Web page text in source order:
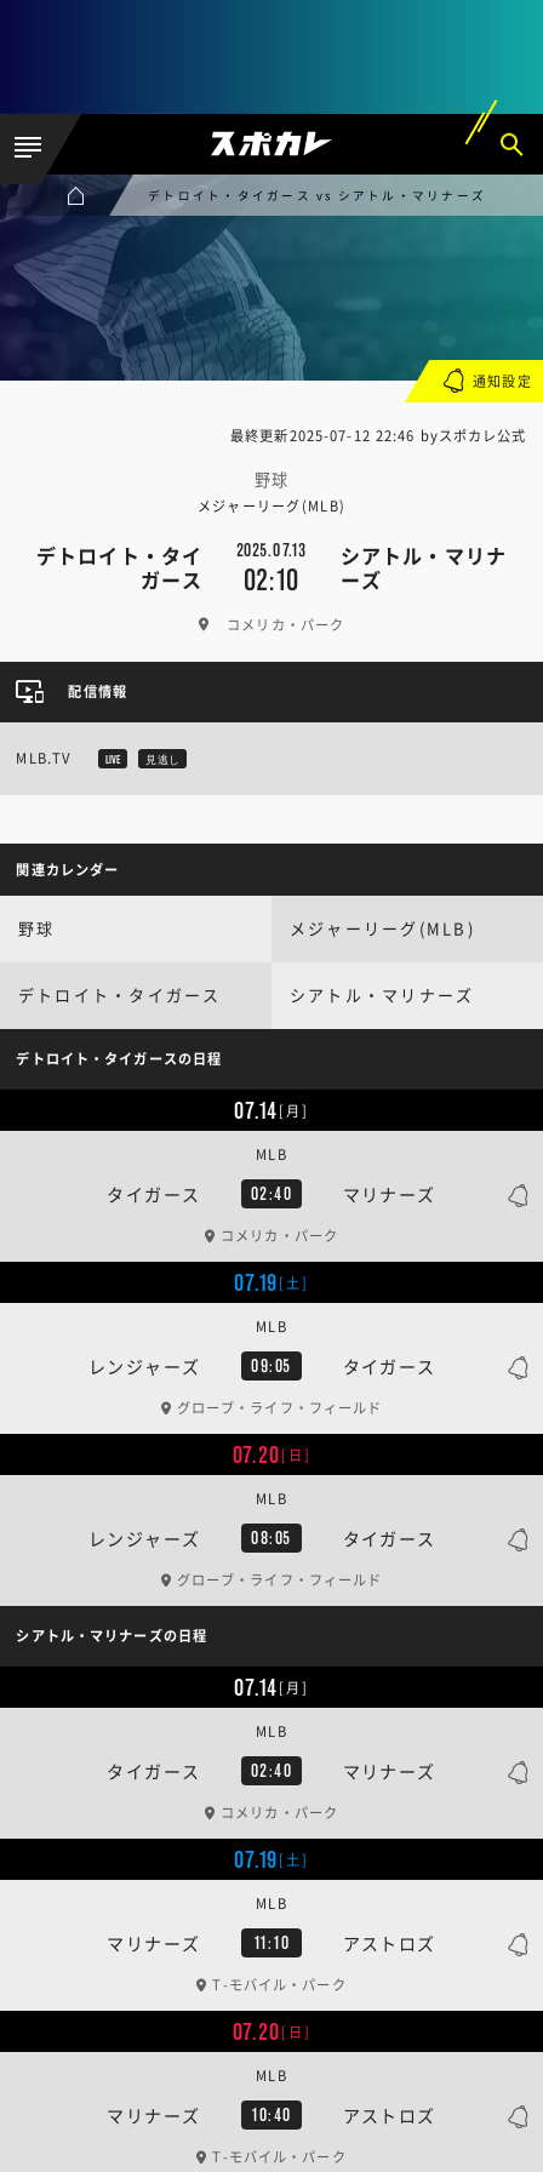
デトロイト・タイガース vs シアトル・マリナーズ
最終更新2025-07-12 22:46 byスポカレ公式
野球
メジャーリーグ(MLB)
デトロイト・タイ
ガース
2025.07.13
02:10
シアトル・マリナ
ーズ
コメリカ・パーク
通知設定
配信情報
MLB.TV LIVE 見逃し
関連カレンダー
野球 メジャーリーグ(MLB)
デトロイト・タイガース シアトル・マリナーズ
デトロイト・タイガースの日程
07.14[月]
タイガース 02:40 マリナーズ
MLB
コメリカ・パーク
07.19[土]
レンジャーズ 09:05 タイガース
MLB
グローブ・ライフ・フィールド
07.20[日]
レンジャーズ 08:05 タイガース
MLB
グローブ・ライフ・フィールド
シアトル・マリナーズの日程
07.14[月]
タイガース 02:40 マリナーズ
MLB
コメリカ・パーク
07.19[土]
マリナーズ 11:10 アストロズ
MLB
T-モバイル・パーク
07.20[日]
マリナーズ 10:40 アストロズ
MLB
T-モバイル・パーク